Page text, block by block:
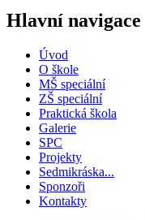
Hlavní navigace
Úvod
O škole
MŠ speciální
ZŠ speciální
Praktická škola
Galerie
SPC
Projekty
Sedmikráska...
Sponzoři
Kontakty